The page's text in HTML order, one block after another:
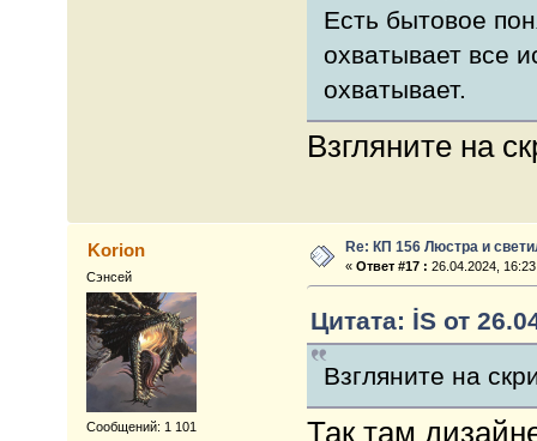
Есть бытовое
охватывает все
охватывает.
Взгляните на
Korion
Сэнсей
Сообщений: 1 101
Re: КП 156 Люстра и
«Ответ #17 : 26.04.2024,
Цитата: İS от
Взгляните на
Так там